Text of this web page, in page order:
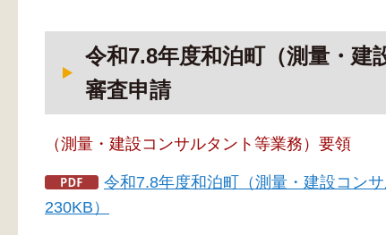
令和7.8年度和泊町（測量・
審査申請
（測量・建設コンサルタント等業務）要領
令和7.8年度和泊町（測量・建設コン
230KB）